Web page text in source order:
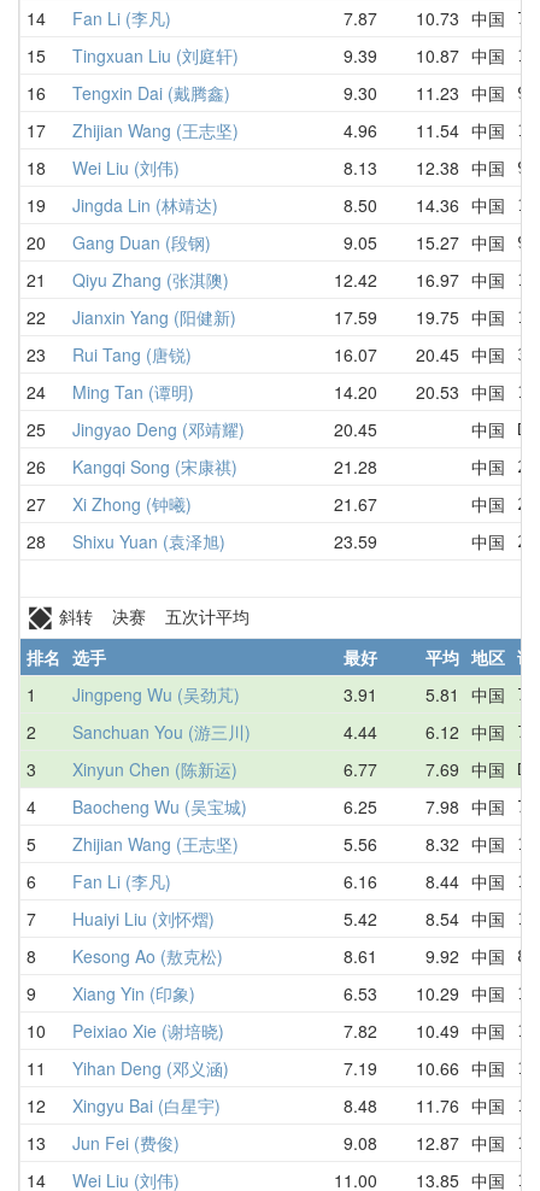
14 Fan Li (李凡) 7.87 10.73 中国
15 Tingxuan Liu (刘庭轩) 9.39 10.87 中国
16 Tengxin Dai (戴腾鑫) 9.30 11.23 中国
17 Zhijian Wang (王志坚) 4.96 11.54 中国
18 Wei Liu (刘伟) 8.13 12.38 中国
19 Jingda Lin (林靖达) 8.50 14.36 中国
20 Gang Duan (段钢) 9.05 15.27 中国
21 Qiyu Zhang (张淇隩) 12.42 16.97 中国
22 Jianxin Yang (阳健新) 17.59 19.75 中国
23 Rui Tang (唐锐) 16.07 20.45 中国
24 Ming Tan (谭明) 14.20 20.53 中国
25 Jingyao Deng (邓靖耀) 20.45 中国
26 Kangqi Song (宋康祺) 21.28 中国
27 Xi Zhong (钟曦) 21.67 中国
28 Shixu Yuan (袁泽旭) 23.59 中国
斜转 决赛 五次计平均
排名 选手 最好 平均 地区 详
1
Jingpeng Wu (吴劲芃) 3.91 5.81 中国
2 Sanchuan You (游三川) 4.44 6.12 中国
3 Xinyun Chen (陈新运) 6.77 7.69 中国
4 Baocheng Wu (吴宝城) 6.25 7.98 中国
5 Zhijian Wang (王志坚) 5.56 8.32 中国
6 Fan Li (李凡) 6.16 8.44 中国
7 Huaiyi Liu (刘怀熠) 5.42 8.54 中国
8 Kesong Ao (敖克松) 8.61 9.92 中国
9 Xiang Yin (印象) 6.53 10.29 中国
10 Peixiao Xie (谢培晓) 7.82 10.49 中国
11 Yihan Deng (邓义涵) 7.19 10.66 中国
12 Xingyu Bai (白星宇) 8.48 11.76 中国
13 Jun Fei (费俊) 9.08 12.87 中国
14 Wei Liu (刘伟) 11.00 13.85 中国